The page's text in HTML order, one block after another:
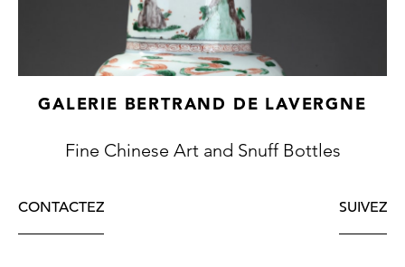
GALERIE BERTRAND DE LAVERGNE
Fine Chinese Art and Snuff Bottles
CONTACTEZ SUIVEZ